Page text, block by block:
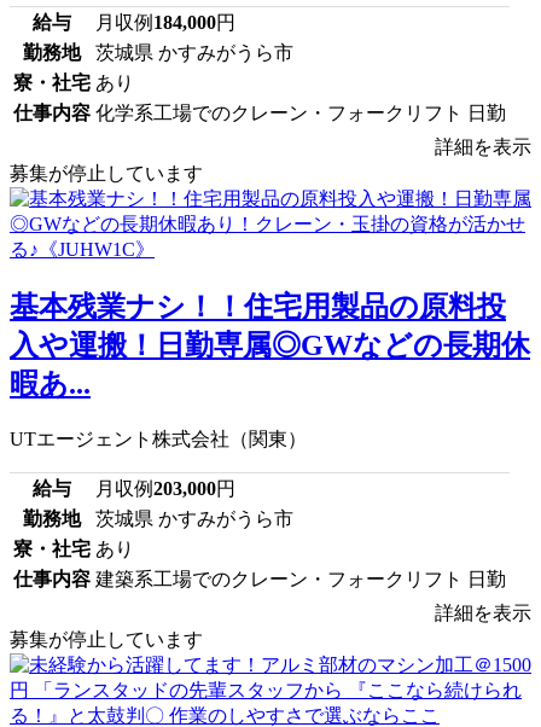
給与 月収例 184,000円
勤務地
茨城県 かすみがうら市
寮・社宅 あり
仕事内容 化学系工場でのクレーン・フォークリフト 日勤
詳細を表示
募集が停止しています
基本残業ナシ！！住宅用製品の原料投
入や運搬！日勤専属◎GWなどの長期休
暇あ...
UTエージェント株式会社（関東）
給与 月収例203,000円
勤務地
茨城県 かすみがうら市
寮・社宅 あり
仕事内容 建築系工場でのクレーン・フォークリフト 日勤
詳細を表示
募集が停止しています